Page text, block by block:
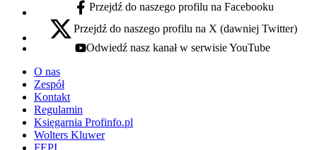
facebook - otwiera się w nowej karcie
Przejdź do naszego profilu na Facebooku
x - otwiera się w nowej karcie
Przejdź do naszego profilu na X (dawniej Twitter)
youtube - otwiera się w nowej karcie
Odwiedź nasz kanał w serwisie YouTube
O nas
Zespół
Kontakt
Regulamin
Księgarnia Profinfo.pl
Wolters Kluwer
FEPI